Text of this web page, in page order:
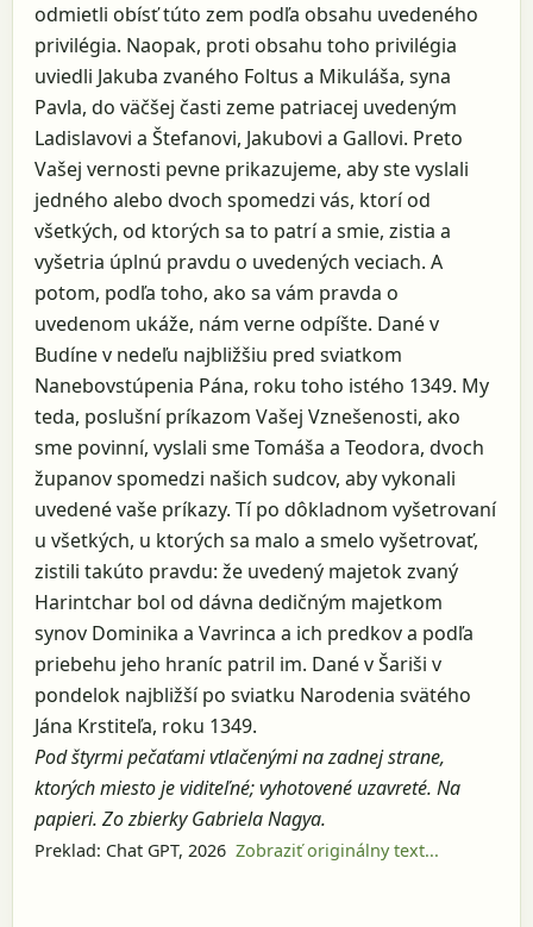
odmietli obísť túto zem podľa obsahu uvedeného
privilégia. Naopak, proti obsahu toho privilégia
uviedli Jakuba zvaného Foltus a Mikuláša, syna
Pavla, do väčšej časti zeme patriacej uvedeným
Ladislavovi a Štefanovi, Jakubovi a Gallovi. Preto
Vašej vernosti pevne prikazujeme, aby ste vyslali
jedného alebo dvoch spomedzi vás, ktorí od
všetkých, od ktorých sa to patrí a smie, zistia a
vyšetria úplnú pravdu o uvedených veciach. A
potom, podľa toho, ako sa vám pravda o
uvedenom ukáže, nám verne odpíšte. Dané v
Budíne v nedeľu najbližšiu pred sviatkom
Nanebovstúpenia Pána, roku toho istého 1349. My
teda, poslušní príkazom Vašej Vznešenosti, ako
sme povinní, vyslali sme Tomáša a Teodora, dvoch
županov spomedzi našich sudcov, aby vykonali
uvedené vaše príkazy. Tí po dôkladnom vyšetrovaní
u všetkých, u ktorých sa malo a smelo vyšetrovať,
zistili takúto pravdu: že uvedený majetok zvaný
Harintchar bol od dávna dedičným majetkom
synov Dominika a Vavrinca a ich predkov a podľa
priebehu jeho hraníc patril im. Dané v Šariši v
pondelok najbližší po sviatku Narodenia svätého
Jána Krstiteľa, roku 1349.
Pod štyrmi pečaťami vtlačenými na zadnej strane,
ktorých miesto je viditeľné; vyhotovené uzavreté. Na
papieri. Zo zbierky Gabriela Nagya.
Preklad: Chat GPT, 2026 Zobraziť originálny text...